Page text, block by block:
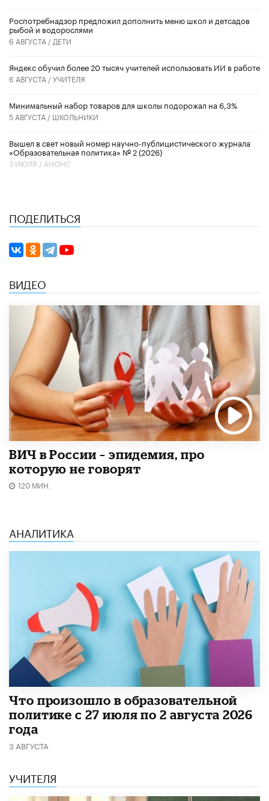
Роспотребнадзор предложил дополнить меню школ и детсадов
рыбой и водорослями
6 АВГУСТА / ДЕТИ
​Яндекс обучил более 20 тысяч учителей использовать ИИ в работе
6 АВГУСТА /УЧИТЕЛЯ
Минимальный набор товаров для школы подорожал на 6,3%
5 АВГУСТА / ШКОЛЬНИКИ
Вышел в свет новый номер научно-публицистического журнала
«Образовательная политика» № 2 (2026)
3 ИЮЛЯ / АНОНС
ПОДЕЛИТЬСЯ
ВИДЕО
ВИЧ в России – эпидемия, про
которую не говорят
120 МИН.
АНАЛИТИКА
​Что произошло в образовательной
политике с 27 июля по 2 августа 2026
года
3 АВГУСТА
УЧИТЕЛЯ